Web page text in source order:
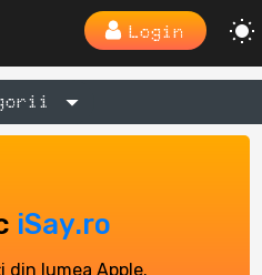
Login
iSay.ro
lumea Apple.